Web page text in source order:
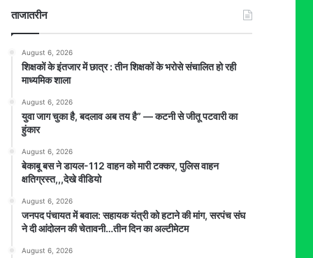
ताजातरीन
August 6, 2026
शिक्षकों के इंतजार में छात्र : तीन शिक्षकों के भरोसे संचालित हो रही
माध्यमिक शाला
August 6, 2026
युवा जाग चुका है, बदलाव अब तय है” — कटनी से जीतू पटवारी का
हुंकार
August 6, 2026
बेकाबू बस ने डायल-112 वाहन को मारी टक्कर, पुलिस वाहन
क्षतिग्रस्त,,,देखे वीडियो
August 6, 2026
जनपद पंचायत में बवाल: सहायक यंत्री को हटाने की मांग, सरपंच संघ
ने दी आंदोलन की चेतावनी…तीन दिन का अल्टीमेटम
August 6, 2026